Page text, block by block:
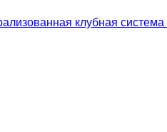
клубная